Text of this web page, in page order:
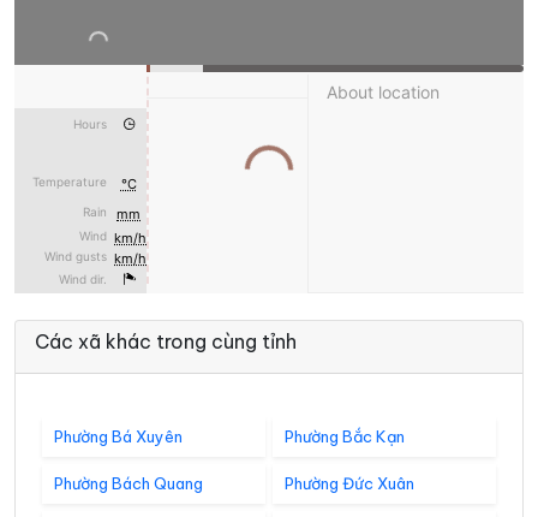
Các xã khác trong cùng tỉnh
Phường Bá Xuyên Phường Bắc Kạn
Phường Bách Quang Phường Đức Xuân